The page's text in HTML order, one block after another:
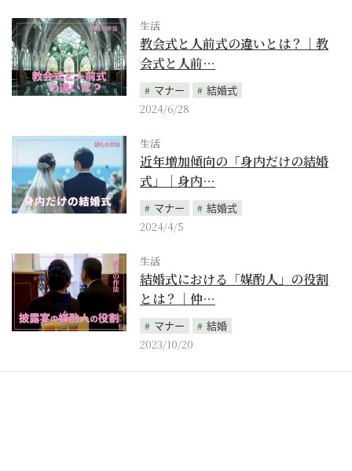
生活
教会式と人前式の違いとは？｜教
会式と人前…
マナー
結婚式
2024/6/28
生活
近年増加傾向の「身内だけの結婚
式」｜身内…
マナー
結婚式
2024/4/5
生活
結婚式における「媒酌人」の役割
とは？｜仲…
マナー
結婚
2023/10/20